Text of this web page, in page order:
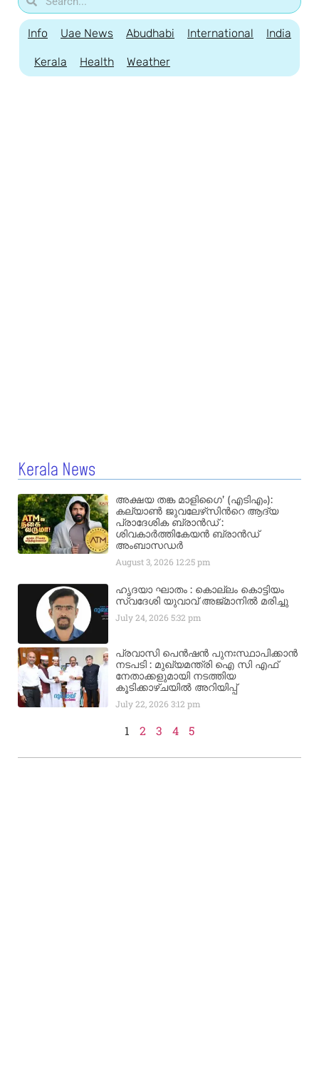
Info Uae News Abudhabi International India
Kerala Health Weather
Kerala News
അക്ഷയ തങ്ക മാളിഗൈ’ (എടിഎം):
കല്യാണ്‍ ജുവലേഴ്‌സിന്‍റെ ആദ്യ
പ്രാദേശിക ബ്രാന്‍ഡ് :
ശിവകാര്‍ത്തികേയന്‍ ബ്രാന്‍ഡ്
അംബാസഡര്‍
August 3, 2026 12:25 pm
ഹൃദയാ ഘാതം : കൊല്ലം കൊട്ടിയം
സ്വദേശി യുവാവ് അജ്മാനിൽ മരിച്ചു
July 24, 20265:32 pm
പ്രവാസി പെൻഷൻ പുനഃസ്ഥാപിക്കാൻ
നടപടി : മുഖ്യമന്ത്രി ഐ സി എഫ്
നേതാക്കളുമായി നടത്തിയ
കൂടിക്കാഴ്ചയിൽ അറിയിപ്പ്
July 22, 20263:12 pm
1 2 3 4 5